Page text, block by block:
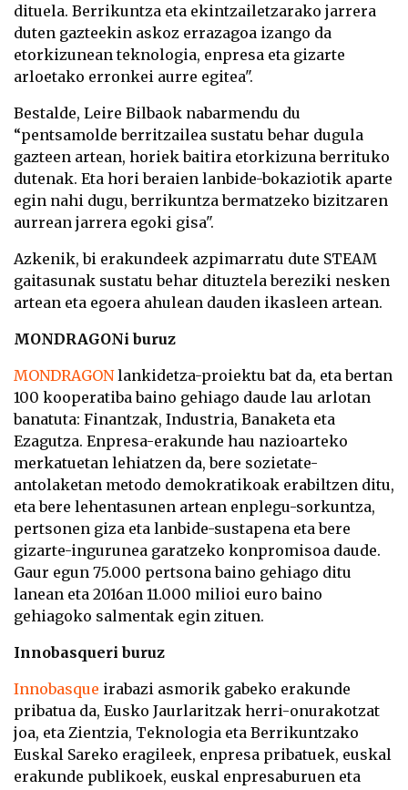
dituela. Berrikuntza eta ekintzailetzarako jarrera
duten gazteekin askoz errazagoa izango da
etorkizunean teknologia, enpresa eta gizarte
arloetako erronkei aurre egitea".
Bestalde, Leire Bilbaok nabarmendu du
“pentsamolde berritzailea sustatu behar dugula
gazteen artean, horiek baitira etorkizuna berrituko
dutenak. Eta hori beraien lanbide-bokaziotik aparte
egin nahi dugu, berrikuntza bermatzeko bizitzaren
aurrean jarrera egoki gisa".
Azkenik, bi erakundeek azpimarratu dute STEAM
gaitasunak sustatu behar dituztela bereziki nesken
artean eta egoera ahulean dauden ikasleen artean.
MONDRAGONi buruz
MONDRAGONlankidetza-proiektu bat da, eta bertan
100 kooperatiba baino gehiago daude lau arlotan
banatuta: Finantzak, Industria, Banaketa eta
Ezagutza. Enpresa-erakunde hau nazioarteko
merkatuetan lehiatzen da, bere sozietate-
antolaketan metodo demokratikoak erabiltzen ditu,
eta bere lehentasunen artean enplegu-sorkuntza,
pertsonen giza eta lanbide-sustapena eta bere
gizarte-ingurunea garatzeko konpromisoa daude.
Gaur egun 75.000 pertsona baino gehiago ditu
lanean eta 2016an 11.000 milioi euro baino
gehiagoko salmentak egin zituen.
Innobasqueri buruz
Innobasque irabazi asmorik gabeko erakunde
pribatua da, Eusko Jaurlaritzak herri-onurakotzat
joa, eta Zientzia, Teknologia eta Berrikuntzako
Euskal Sareko eragileek, enpresa pribatuek, euskal
erakunde publikoek, euskal enpresaburuen eta